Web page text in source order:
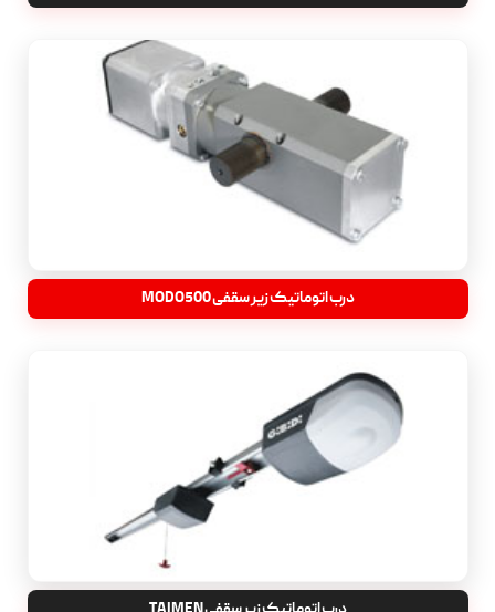
درب اتوماتیک زیر سقفی MODO500